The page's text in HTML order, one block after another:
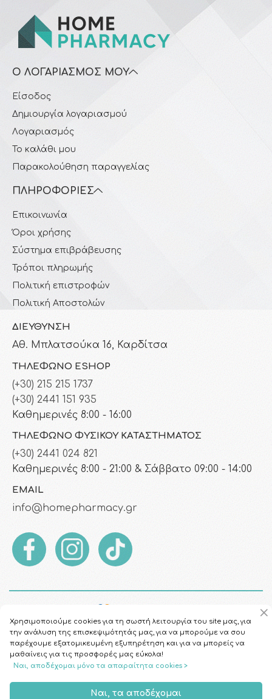
Ο ΛΟΓΑΡΙΑΣΜΌΣ ΜΟΥ
Είσοδος
Δημιουργία λογαριασμού
Λογαριασμός
Το καλάθι μου
Παρακολούθηση παραγγελίας
ΠΛΗΡΟΦΟΡΊΕΣ
Επικοινωνία
Όροι χρήσης
Σύστημα επιβράβευσης
Τρόποι πληρωμής
Πολιτική επιστροφών
Πολιτική Αποστολών
ΔΙΕΎΘΥΝΣΗ
Αθ. Μπλατσούκα 16, Καρδίτσα
ΤΗΛΈΦΩΝΟ ESHOP
(+30) 215 215 1737
(+30) 2441 151 935
Καθημερινές 8:00 - 16:00
ΤΗΛΈΦΩΝΟ ΦΥΣΙΚΟΎ ΚΑΤΑΣΤΉΜΑΤΟΣ
(+30) 2441 024 821
Καθημερινές 8:00 - 21:00 & Σάββατο 09:00 - 14:00
EMAIL
info@homepharmacy.gr
Χρησιμοποιούμε cookies για τη σωστή λειτουργία του site μας, για
την ανάλυση της επισκεψιμότητάς μας, για να μπορούμε να σου
παρέχουμε εξατομικευμένη εξυπηρέτηση και για να μπορείς να
μαθαίνεις για τις προσφορές μας εύκολα!
Ναι, αποδέχομαι μόνο τα απαραίτητα cookies >
Ναι, τα αποδέχομαι